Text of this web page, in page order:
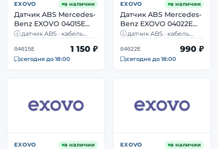
EXOVO в наличии
Датчик ABS Mercedes-
Benz EXOVO 04015E
колёсный, кабель 3600
датчик ABS · кабель
Axor, Unimog
04015E 1 150 ₽
сегодня до 18:00
EXOVO в наличии
Датчик ABS Mercedes-
Benz EXOVO 04022E
колёсный
2500 мм
датчик ABS · кабель
Atego, Axor
04022E 990 ₽
сегодня до 18:00
EXOVO в наличии EXOVO в наличии